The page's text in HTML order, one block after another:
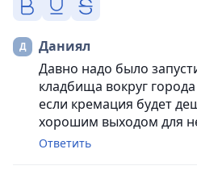
Даниял
Давно надо было
кладбища вокруг
если кремация будет
хорошим выходом для
Ответить